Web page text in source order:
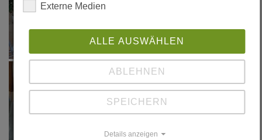
Externe Medien
ALLE AUSWÄHLEN
ABLEHNEN
SPEICHERN
Details anzeigen